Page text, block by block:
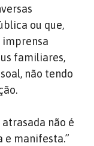
ou que,
imprensa
familiares,
não tendo
atrasada não é
e manifesta.”